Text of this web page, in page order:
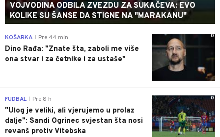
VOJVODINA ODBILA ZVEZDU ZA SUKAČEVA: EVO
KOLIKE SU ŠANSE DA STIGNE NA "MARAKANU"
0
KOŠARKA Pre 44 min
Dino Rađa: "Znate šta, zaboli me više
ona stvar i za četnike i za ustaše"
0
FUDBAL Pre 8 h
"Ulog je veliki, ali vjerujemo u prolaz
dalje": Sandi Ogrinec svjestan šta nosi
revanš protiv Vitebska